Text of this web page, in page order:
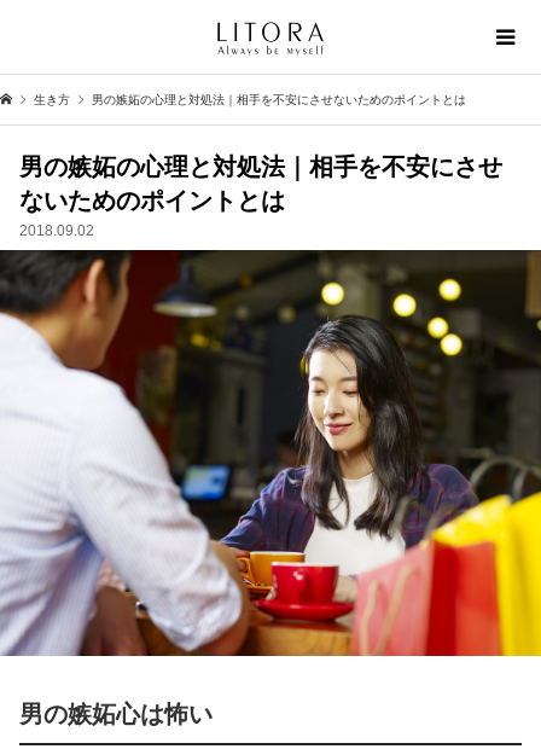
生き方 男の嫉妬の心理と対処法｜相手を不安にさせないためのポイントとは
男の嫉妬の心理と対処法｜相手を不安にさせ
ないためのポイントとは
2018.09.02
男の嫉妬心は怖い